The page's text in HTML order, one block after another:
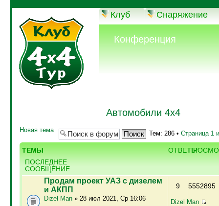
Клуб Снаряжение
Конференция
Автомобили 4х4
Новая тема Тем: 286 • Страница 1
ТЕМЫ ОТВЕТЫ
ПОСЛЕДНЕЕ
СООБЩЕНИЕ
Продам проект УАЗ с дизелем
и АКПП
Dizel Man» 28 июл 2021, Ср 16:06
9 5552895
Dizel Man